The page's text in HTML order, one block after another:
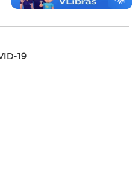
19